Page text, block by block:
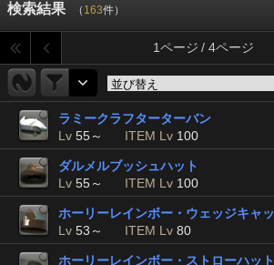
検索結果 （ 163件）
1ページ / 4ページ
ラミークラフターターバン
Lv 55～ ITEM Lv 100
ダルメルブッシュハット
Lv 55～ ITEM Lv 100
ホーリーレインボー・ウェッジキャ
Lv 53～ ITEM Lv 80
ホーリーレインボー・ストローハット